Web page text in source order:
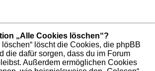
„Alle Cookies löschen“?
löscht die Cookies, die phpBB
die dafür sorgen, dass du im Forum
Außerdem ermöglichen Cookies